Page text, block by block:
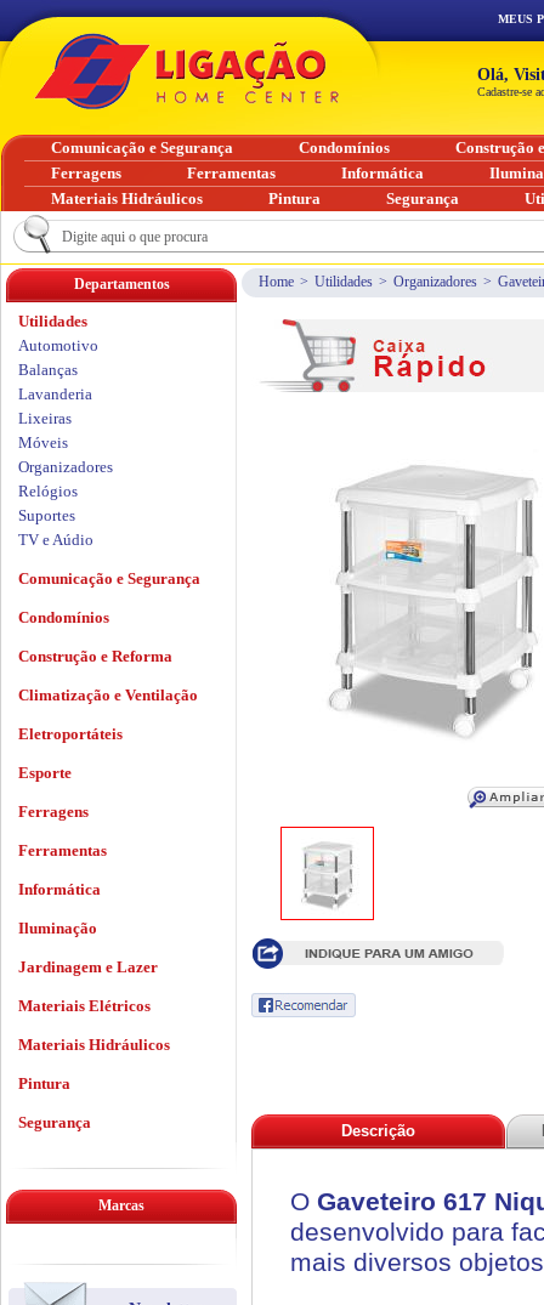
Home > Utilidades > Organizadores >
Descrição
O Gaveteiro 617
desenvolvido para
mais diversos
Departamentos
Utilidades
Automotivo
Balanças
Lavanderia
Lixeiras
Móveis
Organizadores
Relógios
Suportes
TV e Aúdio
Comunicação e Segurança
Condomínios
Construção e Reforma
Climatização e Ventilação
Eletroportáteis
Esporte
Ferragens
Ferramentas
Informática
Iluminação
Jardinagem e Lazer
Materiais Elétricos
Materiais Hidráulicos
Pintura
Segurança
Marcas
MEUS
Olá,
Cadastre-se
Comunicação e Segurança Condomínios
Construção
Ferragens
Ferramentas Informática
Materiais Hidráulicos
Pintura Segurança